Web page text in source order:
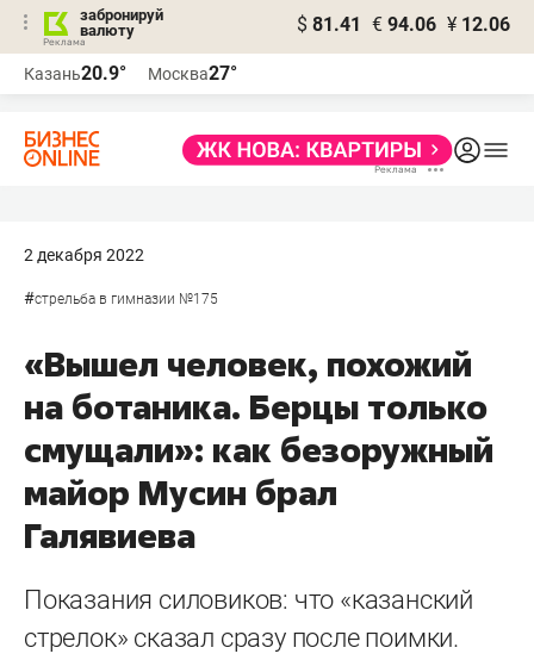
забронируй
валюту
$ 81.41 € 94.06 ¥ 12.06
Казань20.9° Москва27°
2 декабря 2022
#стрельба в гимназии №175
«Вышел человек, похожий
на ботаника. Берцы только
смущали»: как безоружный
майор Мусин брал
Галявиева
Показания силовиков: что «казанский
стрелок» сказал сразу после поимки.